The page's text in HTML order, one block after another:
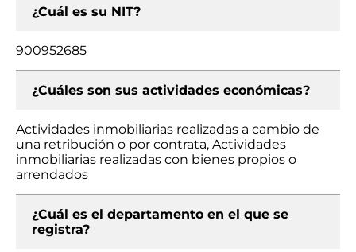
¿Cuál es su NIT?
900952685
¿Cuáles son sus actividades económicas?
Actividades inmobiliarias realizadas a cambio de
una retribución o por contrata, Actividades
inmobiliarias realizadas con bienes propios o
arrendados
¿Cuál es el departamento en el que se
registra?